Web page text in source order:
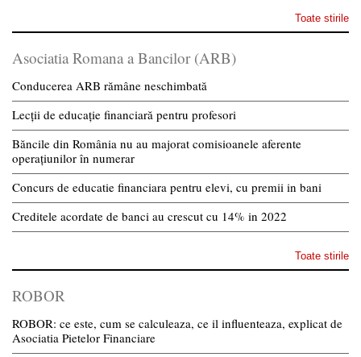
Toate stirile
Asociatia Romana a Bancilor (ARB)
Conducerea ARB rămâne neschimbată
Lecții de educație financiară pentru profesori
Băncile din România nu au majorat comisioanele aferente
operațiunilor în numerar
Concurs de educatie financiara pentru elevi, cu premii in bani
Creditele acordate de banci au crescut cu 14% in 2022
Toate stirile
ROBOR
ROBOR: ce este, cum se calculeaza, ce il influenteaza, explicat de
Asociatia Pietelor Financiare